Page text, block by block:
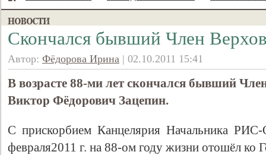
Скончался бывший Член
Автор: Фёдорова Ирина | 02.10.2011 15:41
В возрасте 88-ми лет скончался бывший
Виктор Фёдорович Зацепин.
С прискорбием Канцелярия Начальника
февраля2011 г. на 88-ом году жизни отошёл ко